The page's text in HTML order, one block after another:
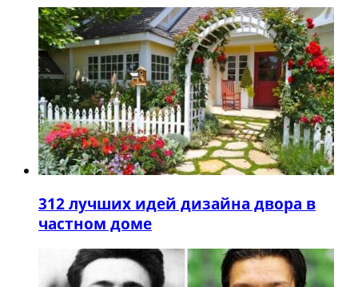
312 лучших идей дизайна двора в
частном доме